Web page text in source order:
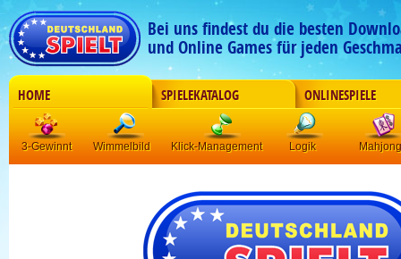
Bei uns findest du die besten
und Online Games für jeden
HOME SPIELEKATALOG ONLINESPIELE
3-Gewinnt Wimmelbild Klick-Management Logik Mahjong